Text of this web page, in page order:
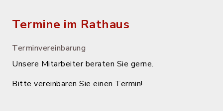
Termine im Rathaus
Terminvereinbarung
Unsere Mitarbeiter beraten Sie gerne.
Bitte vereinbaren Sie einen Termin!